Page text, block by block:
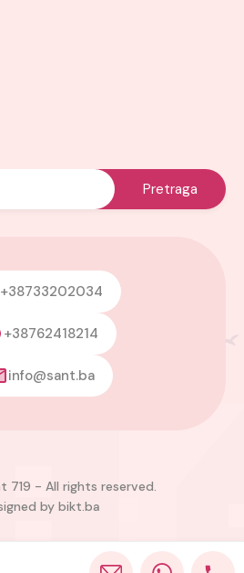
+38733202034
+38762418214
info@sant.ba
719 - All rights reserved.
by bikt.ba